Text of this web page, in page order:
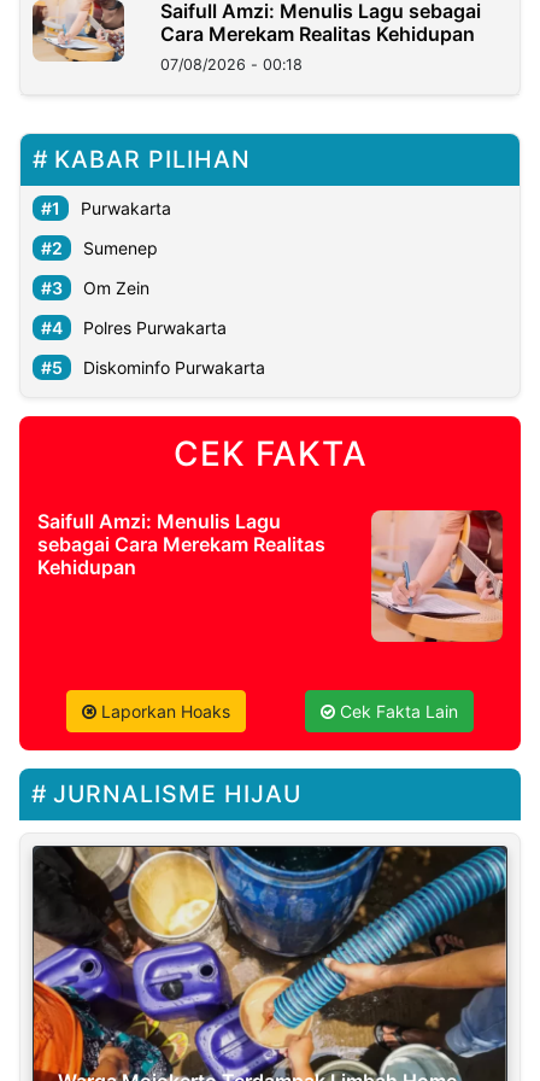
Saifull Amzi: Menulis Lagu sebagai
Cara Merekam Realitas Kehidupan
07/08/2026 - 00:18
KABAR PILIHAN
Purwakarta
Sumenep
Om Zein
Polres Purwakarta
Diskominfo Purwakarta
CEK FAKTA
Saifull Amzi: Menulis Lagu
sebagai Cara Merekam Realitas
Kehidupan
Laporkan Hoaks Cek Fakta Lain
JURNALISME HIJAU